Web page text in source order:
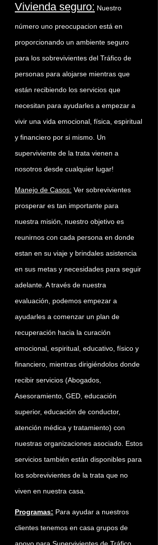
Vivienda seguro: Nuestro
número uno preocupacion está en
proporcionando un ambiente seguro
para los sobrevivientes del Tráfico de
personas para alojarse mientras que
están recibiendo los servicios que
necesitan para ayudarles a empezar a
vivir una vida emocional, física, espiritual
y financiero por si mismo. Un
superviviente de la trata vienen a
nosotros desde cualquier lugar!
Manejo de Casos: Ver sobrevivientes
prosperar es tan importante para
nuestra misión, nuestro objetivo es
reunirnos con cada persona en donde
estan en su viaje y brindales asistencia
en sus metas y necesidades para seguir
adelante. A través de nuestra
evaluación, podemos empezar a
ayudarles a comenzar un plan de
recuperación hacia la curación
emocional, espiritual, educativo, físico y
financiero, mientras dirigiéndolos donde
recibir servicios (Abogados,
Asesoramiento, GED, educación
superior, educación de conductor,
atención médica y tratamiento) con
nuestras organizaciones asociado. Estos
servicios también están disponibles para
los sobrevivientes de la trata que no
viven en nuestra casa.
Programas: Para ayudar a nuestros
clientes tenemos en casa grupos de